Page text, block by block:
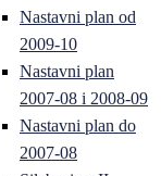
Nastavni plan od
2009-10
Nastavni plan
2007-08 i 2008-09
Nastavni plan do
2007-08